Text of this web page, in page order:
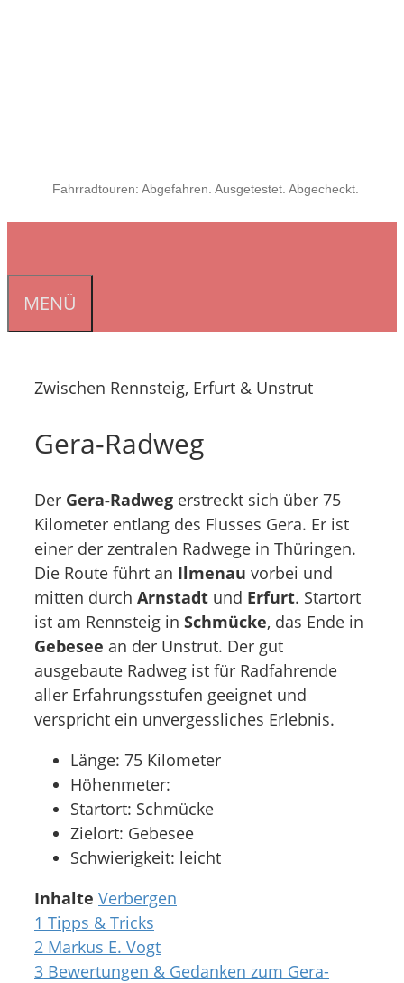
Fahrradtouren: Abgefahren. Ausgetestet. Abgecheckt.
MENÜ
Zwischen Rennsteig, Erfurt & Unstrut
Gera-Radweg
Der Gera-Radweg erstreckt sich über 75
Kilometer entlang des Flusses Gera. Er ist
einer der zentralen Radwege in Thüringen.
Die Route führt an Ilmenau vorbei und
mitten durch Arnstadt und Erfurt. Startort
ist am Rennsteig in Schmücke, das Ende in
Gebesee an der Unstrut. Der gut
ausgebaute Radweg ist für Radfahrende
aller Erfahrungsstufen geeignet und
verspricht ein unvergessliches Erlebnis.
Länge: 75 Kilometer
Höhenmeter:
Startort: Schmücke
Zielort: Gebesee
Schwierigkeit: leicht
Inhalte Verbergen
1 Tipps & Tricks
2 Markus E. Vogt
3 Bewertungen & Gedanken zum Gera-